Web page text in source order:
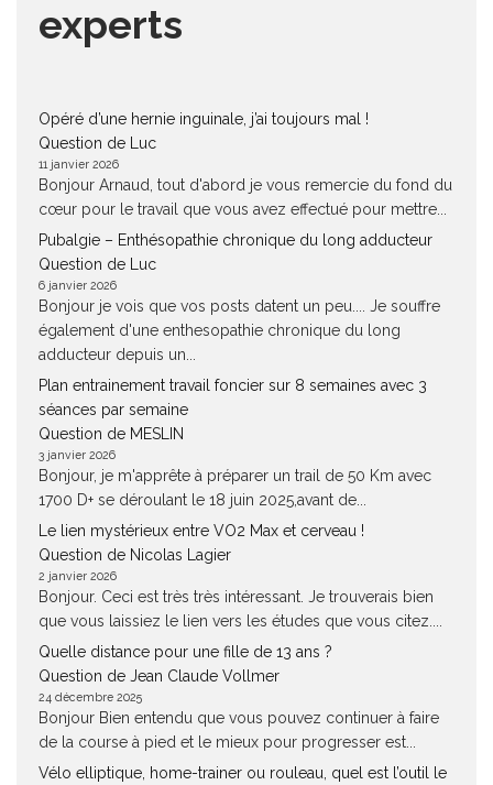
experts
Opéré d’une hernie inguinale, j’ai toujours mal !
Question de Luc
11 janvier 2026
Bonjour Arnaud, tout d'abord je vous remercie du fond du
cœur pour le travail que vous avez effectué pour mettre...
Pubalgie – Enthésopathie chronique du long adducteur
Question de Luc
6 janvier 2026
Bonjour je vois que vos posts datent un peu.... Je souffre
également d'une enthesopathie chronique du long
adducteur depuis un...
Plan entrainement travail foncier sur 8 semaines avec 3
séances par semaine
Question de MESLIN
3 janvier 2026
Bonjour, je m'apprête à préparer un trail de 50 Km avec
1700 D+ se déroulant le 18 juin 2025,avant de...
Le lien mystérieux entre VO2 Max et cerveau !
Question de Nicolas Lagier
2 janvier 2026
Bonjour. Ceci est très très intéressant. Je trouverais bien
que vous laissiez le lien vers les études que vous citez....
Quelle distance pour une fille de 13 ans ?
Question de Jean Claude Vollmer
24 décembre 2025
Bonjour Bien entendu que vous pouvez continuer à faire
de la course à pied et le mieux pour progresser est...
Vélo elliptique, home-trainer ou rouleau, quel est l’outil le